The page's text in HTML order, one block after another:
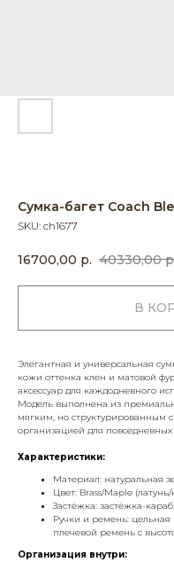
Сумка-багет Coach
SKU: ch1677
16700,00 р. 40330,00
В
Элегантная и универсальная
кожи оттенка клен и матовой
аксессуар для каждодневного
Модель выполнена из
мягким, но структурированным
организацией для повседневных
Характеристики:
Материал: натуральная
Цвет: Brass/Maple (латунь/
Застёжка: застёжка-
Ручки и ремень:
плечевой ремень с
Организация внутри: